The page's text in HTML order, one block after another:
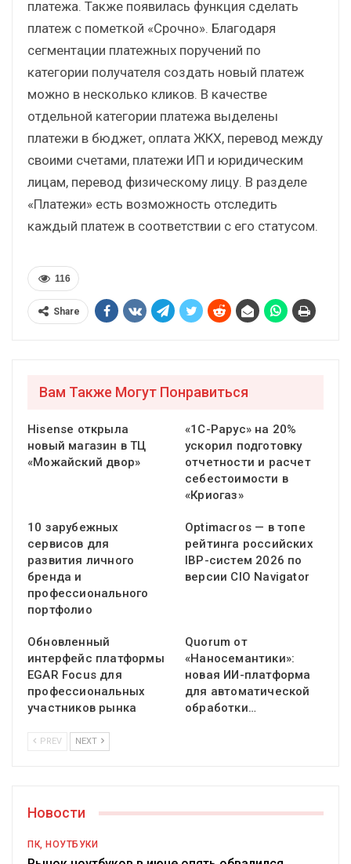
платежа. Также появилась функция сделать
платеж с пометкой «Срочно». Благодаря
сегментации платежных поручений по
категории получателя создать новый платеж
можно в несколько кликов. В качестве
отдельной категории платежа выделены
платежи в бюджет, оплата ЖКХ, перевод между
своими счетами, платежи ИП и юридическим
лицам, перевод физическому лицу. В разделе
«Платежи» есть возможность отследить
каждый платеж в соответствии с его статусом.
116
Share
Вам Также Могут Понравиться
Hisense открыла
новый магазин в ТЦ
«Можайский двор»
«1С-Рарус» на 20%
ускорил подготовку
отчетности и расчет
себестоимости в
«Криогаз»
10 зарубежных
сервисов для
развития личного
бренда и
профессионального
портфолио
Optimacros — в топе
рейтинга российских
IBP-систем 2026 по
версии CIO Navigator
Обновленный
интерфейс платформы
EGAR Focus для
профессиональных
участников рынка
Quorum от
«Наносемантики»:
новая ИИ-платформа
для автоматической
обработки…
PREV NEXT
Новости
ПК, НОУТБУКИ